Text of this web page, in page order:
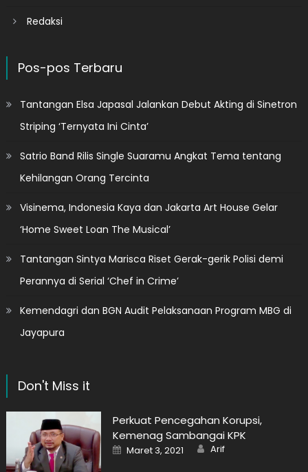
Redaksi
Pos-pos Terbaru
Tantangan Elsa Japasal Jalankan Debut Akting di Sinetron
Striping ‘Ternyata Ini Cinta’
Satrio Band Rilis Single Suaramu Angkat Tema tentang
Kehilangan Orang Tercinta
Visinema, Indonesia Kaya dan Jakarta Art House Gelar
‘Home Sweet Loan The Musical’
Tantangan Sintya Marisca Riset Gerak-gerik Polisi demi
Perannya di Serial ‘Chef in Crime’
Kemendagri dan BGN Audit Pelaksanaan Program MBG di
Jayapura
Don't Miss it
Perkuat Pencegahan Korupsi,
Kemenag Sambangai KPK
Posted
on
Maret 3, 2021 Author
Arif